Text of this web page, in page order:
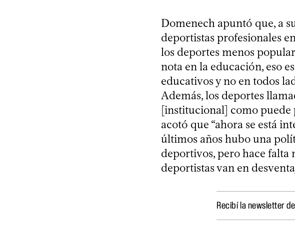
Domenech apuntó que, a
deportistas profesionales
los deportes menos
nota en la educación, eso
educativos y no en todos
Además, los deportes
[institucional] como puede
acotó que “ahora se está
últimos años hubo una
deportivos, pero hace falta
deportistas van en
Recibí la newsletter